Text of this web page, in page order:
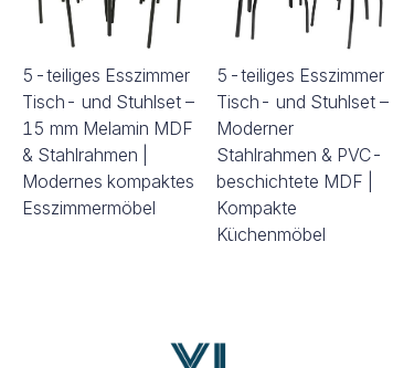
5-teiliges Esszimmer
Tisch- und Stuhlset –
15 mm Melamin MDF
& Stahlrahmen |
Modernes kompaktes
Esszimmermöbel
5-teiliges Esszimmer
Tisch- und Stuhlset –
Moderner
Stahlrahmen & PVC-
beschichtete MDF |
Kompakte
Küchenmöbel